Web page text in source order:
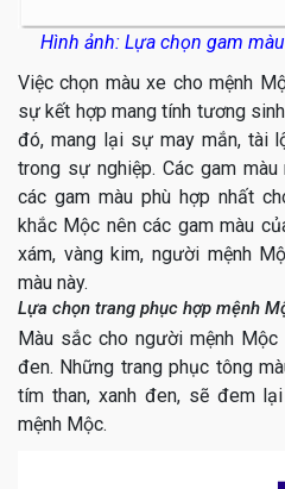
Hình ảnh: Lựa chọn gam
Việc chọn màu xe cho mệnh
sự kết hợp mang tính tương
đó, mang lại sự may mắn, tài
trong sự nghiệp. Các gam
các gam màu phù hợp nhất
khắc Mộc nên các gam màu
xám, vàng kim, người mệnh
màu này.
Lựa chọn trang phục hợp mệnh
Màu sắc cho người mệnh
đen. Những trang phục tông
tím than, xanh đen, sẽ đem
mệnh Mộc.